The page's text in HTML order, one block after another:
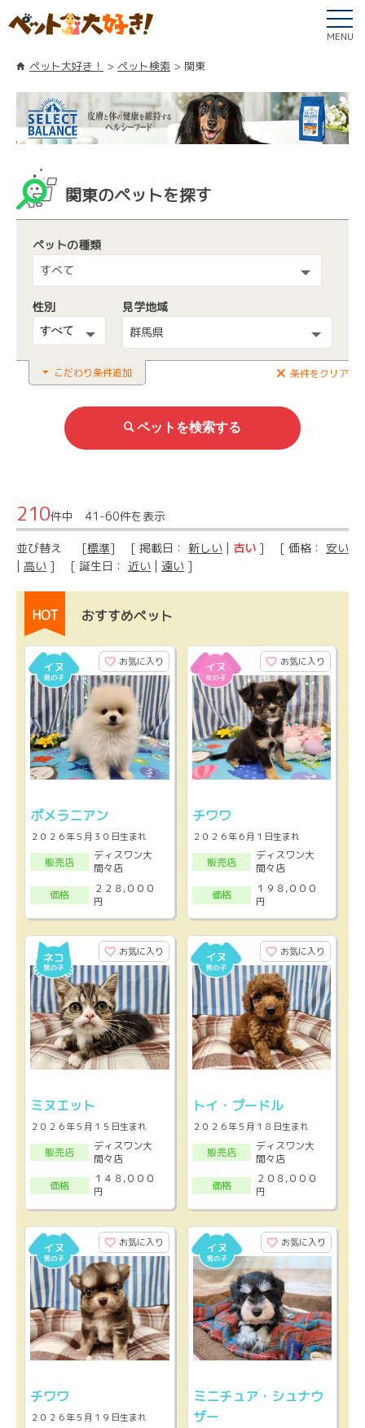
MENU
ペット大好き！ ペット検索 関東
関東のペットを探す
ペットの種類
すべて
性別
見学地域
群馬県
こだわり条件追加 条件をクリア
210件中 41-60件を表示
並び替え [標準] [ 掲載日： 新しい | 古い ] [ 価格： 安い
| 高い ] [ 誕生日： 近い | 遠い ]
HOT おすすめペット
お気に入り
ポメラニアン
２０２６年５月３０日生まれ
販売店
ディスワン大
間々店
価格
２２８,０００
円
お気に入り
チワワ
２０２６年６月１日生まれ
販売店
ディスワン大
間々店
価格
１９８,０００
円
お気に入り
ミヌエット
２０２６年５月１５日生まれ
販売店
ディスワン大
間々店
価格
１４８,０００
円
お気に入り
トイ・プードル
２０２６年５月１８日生まれ
販売店
ディスワン大
間々店
価格
２０８,０００
円
お気に入り
チワワ
２０２６年５月１９日生まれ
お気に入り
ミニチュア・シュナウ
ザー